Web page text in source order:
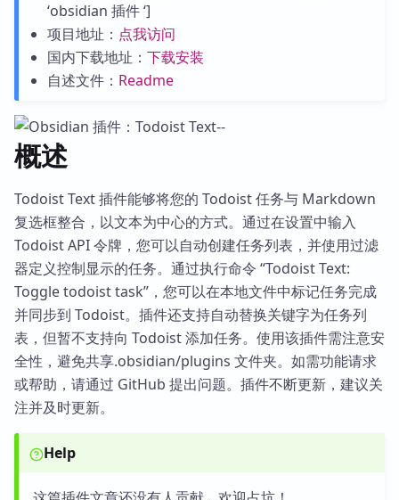
‘obsidian 插件 ‘]
项目地址： 点我访问
国内下载地址： 下载安装
自述文件： Readme
概述
Todoist Text 插件能够将您的 Todoist 任务与 Markdown
复选框整合，以文本为中心的方式。通过在设置中输入
Todoist API 令牌，您可以自动创建任务列表，并使用过滤
器定义控制显示的任务。通过执行命令 “Todoist Text:
Toggle todoist task”，您可以在本地文件中标记任务完成
并同步到 Todoist。插件还支持自动替换关键字为任务列
表，但暂不支持向 Todoist 添加任务。使用该插件需注意安
全性，避免共享.obsidian/plugins 文件夹。如需功能请求
或帮助，请通过 GitHub 提出问题。插件不断更新，建议关
注并及时更新。
Help